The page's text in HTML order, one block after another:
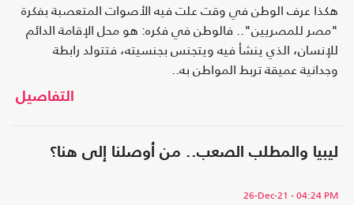
هكذا عرف الوطن في وقت علت فيه الأصوات المتعصبة بفكرة
"مصر للمصريين".. فالوطن في فكره: هو محل الإقامة الدائم
للإنسان، الذي ينشأ فيه ويتجنس بجنسيته، فتتولد رابطة
وجدانية عميقة تربط المواطن به..
التفاصيل
ليبيا والمطلب الصعب.. من أوصلنا إلى هنا؟
26-Dec-21 - 04:24 PM